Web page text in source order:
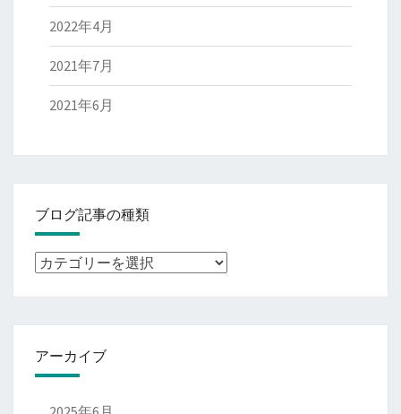
2022年4月
2021年7月
2021年6月
ブログ記事の種類
ブ
事
の
アーカイブ